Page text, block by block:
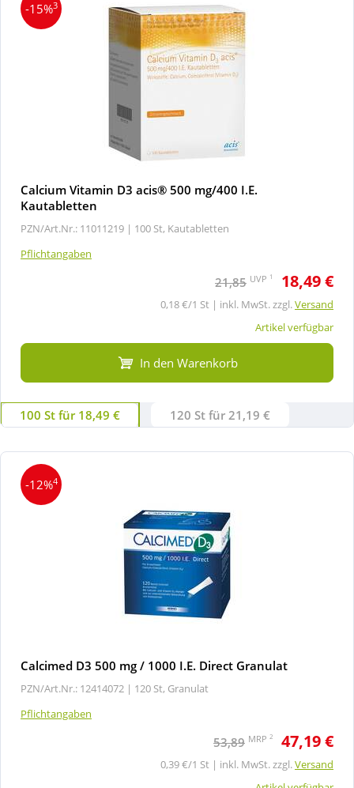
-15%3
Calcium Vitamin D3 acis® 500 mg/400 I.E.
Kautabletten
PZN/Art.Nr.: 11011219 | 100 St, Kautabletten
Pflichtangaben
21,85 UVP 1 18,49 €
0,18 €/1 St | inkl. MwSt. zzgl.Versand
Artikel verfügbar
In den Warenkorb
100 St für 18,49 € 120 St für 21,19 €
-12%4
Calcimed D3 500 mg / 1000 I.E. Direct Granulat
PZN/Art.Nr.: 12414072 | 120 St, Granulat
Pflichtangaben
53,89 MRP 2 47,19 €
0,39 €/1 St | inkl. MwSt. zzgl.Versand